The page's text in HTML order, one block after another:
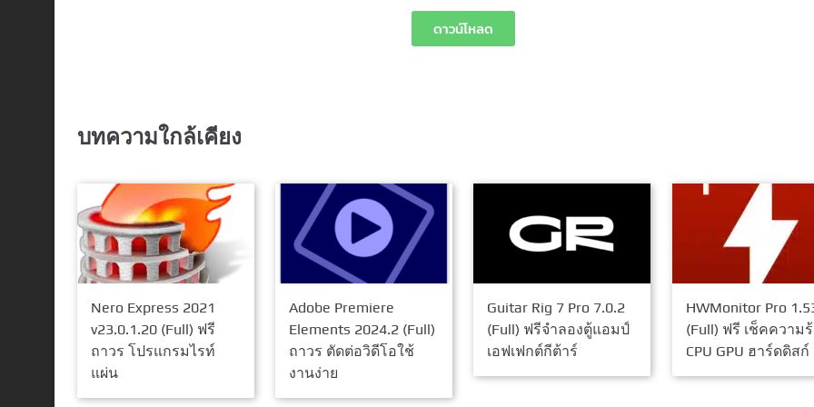
ดาวน์โหลด
บทความใกล้เคียง
Nero Express 2021
v23.0.1.20 (Full) ฟรี
ถาวร โปรแกรมไรท์
แผ่น
Adobe Premiere
Elements 2024.2 (Full)
ถาวร ตัดต่อวิดีโอใช้
งานง่าย
Guitar Rig 7 Pro 7.0.2
(Full) ฟรีจำลองตู้แอมป์
เอฟเฟกต์กีต้าร์
HWMonitor Pro
(Full) ฟรี เช็คความ
CPU GPU ฮาร์ดดิสก์